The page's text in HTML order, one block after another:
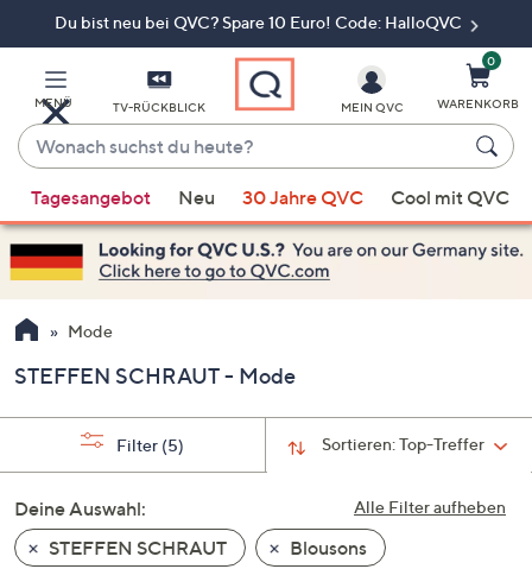
Du bist neu bei QVC? Spare 10 Euro! Code: HalloQVC
MENÜ TV-RÜCKBLICK
Wonach
suchst
du
heute?
Vorschläge
verfügbar
sind,
verwenden
Sie
Pfeiltasten
nach
und
nach
unten
oder
MEIN QVC
0
WARENKORB
Tagesangebot Neu 30 Jahre QVC Cool mit QVC
Mode
STEFFEN SCHRAUT - Mode
Sortieren:Top-Treffer
Filter (5)
Alle Filter aufheben
Deine Auswahl:
STEFFEN SCHRAUT
Blousons